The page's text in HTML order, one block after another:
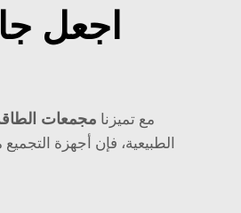
اجعل
مع تميزنا مجمعات